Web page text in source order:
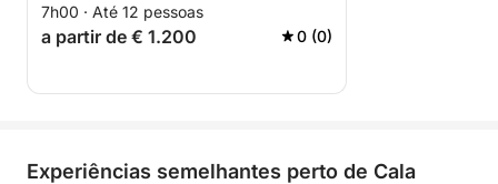
7h00 · Até 12 pessoas
a partir de € 1.200 0 (0)
Experiências semelhantes perto de Cala